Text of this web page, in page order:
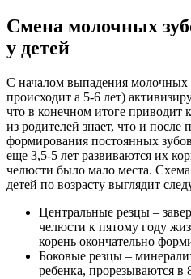
Смена молочных
у детей
С началом выпадения молочных
происходит а 5-6 лет)
что в конечном итоге
из родителей знает, что и после
формирования постоянных
еще 3,5-5 лет развиваются их
челюсти было мало места.
детей по возрасту выглядит
Центральные резцы –
челюсти к пятому году
корень окончательно
Боковые резцы –
ребенка, прорезываются в